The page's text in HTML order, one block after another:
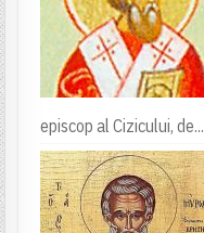
episcop al Cizicului, de...